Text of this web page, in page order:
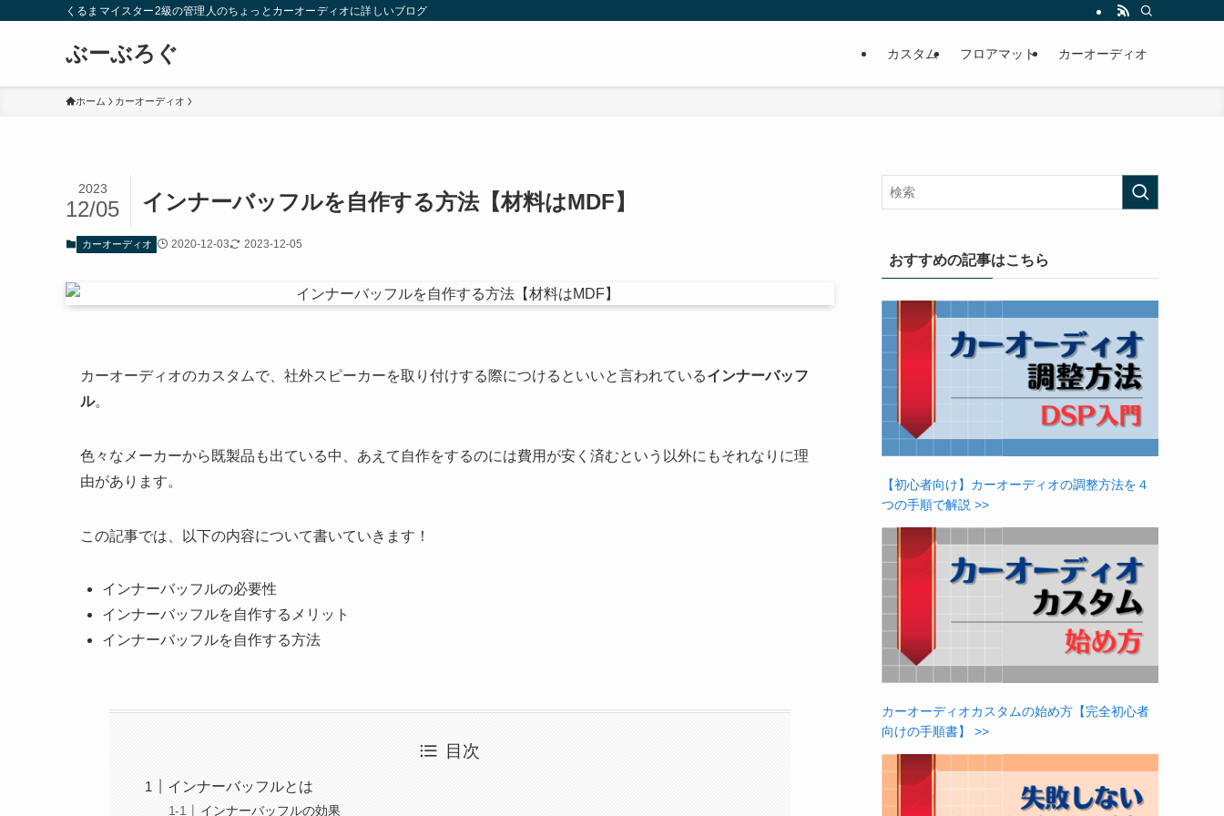
くるまマイスター2級の管理人のちょっとカーオーディオに詳しいブログ
ぶーぶろぐ カスタム フロアマット カーオーディオ
ホーム カーオーディオ
インナーバッフルを自作する方法【材料はMDF】
2023
12/05
カーオーディオ 2020-12-03 2023-12-05
カーオーディオのカスタムで、社外スピーカーを取り付けする際につけるといいと言われているインナーバッフ
ル。
色々なメーカーから既製品も出ている中、あえて自作をするのには費用が安く済むという以外にもそれなりに理
由があります。
この記事では、以下の内容について書いていきます！
インナーバッフルの必要性
インナーバッフルを自作するメリット
インナーバッフルを自作する方法
目次
インナーバッフルとは
インナーバッフルの効果
おすすめの記事はこちら
【初心者向け】カーオーディオの調整方法を４
つの手順で解説 >>
カーオーディオカスタムの始め方【完全初心者
向けの手順書】 >>